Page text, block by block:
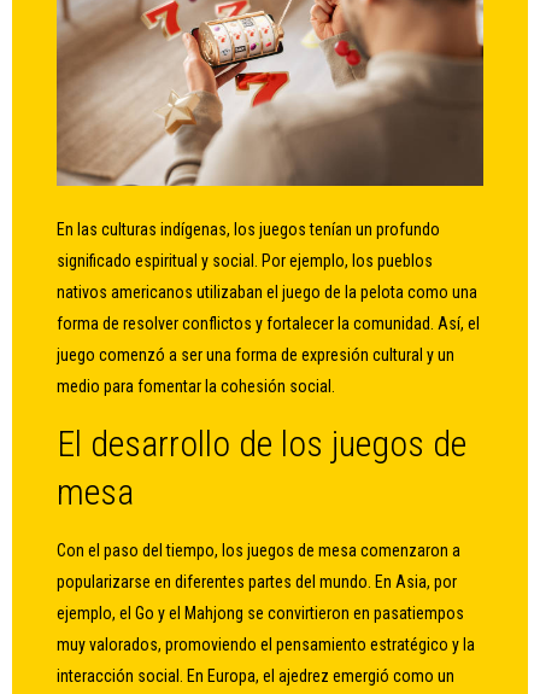
En las culturas indígenas, los juegos tenían un profundo
significado espiritual y social. Por ejemplo, los pueblos
nativos americanos utilizaban el juego de la pelota como una
forma de resolver conflictos y fortalecer la comunidad. Así, el
juego comenzó a ser una forma de expresión cultural y un
medio para fomentar la cohesión social.
El desarrollo de los juegos de
mesa
Con el paso del tiempo, los juegos de mesa comenzaron a
popularizarse en diferentes partes del mundo. En Asia, por
ejemplo, el Go y el Mahjong se convirtieron en pasatiempos
muy valorados, promoviendo el pensamiento estratégico y la
interacción social. En Europa, el ajedrez emergió como un